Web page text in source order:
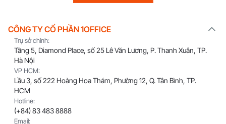
CÔNG TY CỔ PHẦN 1OFFICE
Trụ sở chính:
Tầng 5, Diamond Place, số 25 Lê Văn Lương, P. Thanh Xuân, TP.
Hà Nội
VP HCM:
Lầu 3, số 222 Hoàng Hoa Thám, Phường 12, Q. Tân Bình, TP.
HCM
Hotline:
(+84) 83 483 8888
Email: